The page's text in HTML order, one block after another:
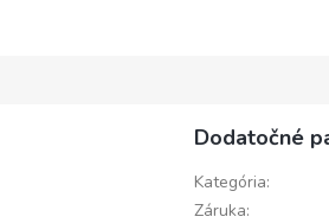
Dodatočné
Kategória:
Záruka: